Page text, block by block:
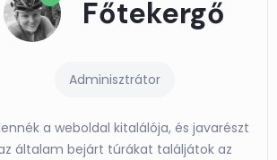
Főtekergő
Adminisztrátor
a weboldal kitalálója, és javarészt
általam bejárt túrákat találjátok az